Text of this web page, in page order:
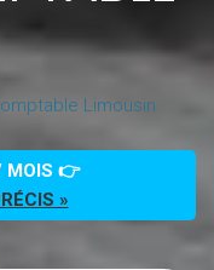
Limousin
MOIS 👉
»